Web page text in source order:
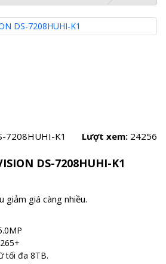
7208HUHI-K1 Lượt xem: 24256
DS-7208HUHI-K1
giảm giá càng nhiều.
tối đa 8TB.